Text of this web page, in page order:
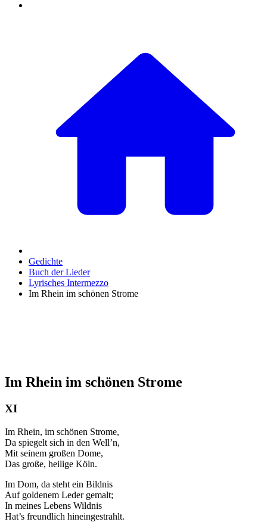
Gedichte
Buch der Lieder
Lyrisches Intermezzo
Im Rhein im schönen Strome
Im Rhein im schönen Strome
XI
Im Rhein, im schönen Strome,
Da spiegelt sich in den Well’n,
Mit seinem großen Dome,
Das große, heilige Köln.
Im Dom, da steht ein Bildnis
Auf goldenem Leder gemalt;
In meines Lebens Wildnis
Hat’s freundlich hineingestrahlt.